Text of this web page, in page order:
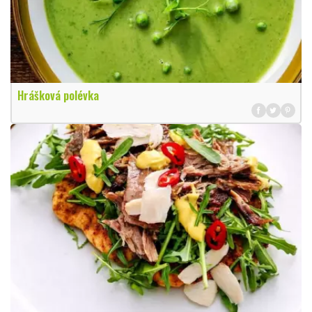
Hrášková polévka